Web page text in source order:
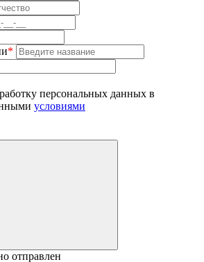
*
персональных данных в
условиями